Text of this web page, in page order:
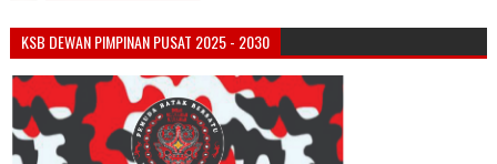
KSB DEWAN PIMPINAN PUSAT 2025 - 2030